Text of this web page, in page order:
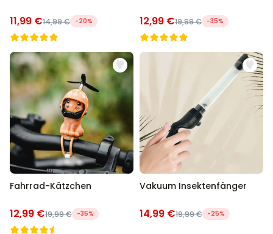
11,99 €14,99 € -20% 12,99 €19,99 € -35%
Fahrrad-Kätzchen
12,99 €19,99 € -35%
Vakuum Insektenfänger
14,99 €19,99 € -25%